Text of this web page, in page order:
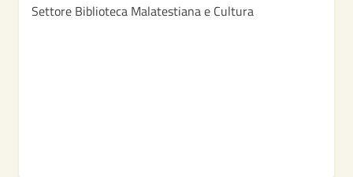
Settore Biblioteca Malatestiana e Cultura